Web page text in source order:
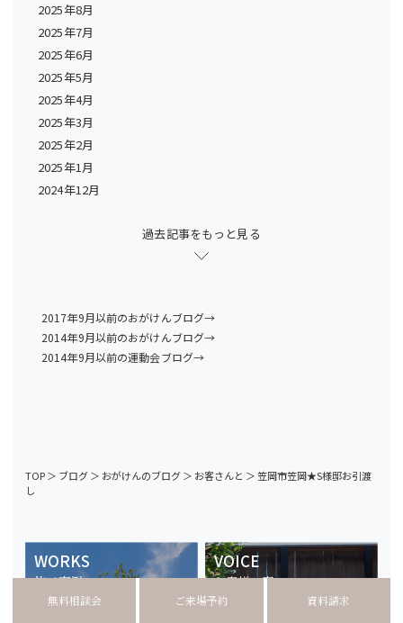
2025年8月
2025年7月
2025年6月
2025年5月
2025年4月
2025年3月
2025年2月
2025年1月
2024年12月
過去記事をもっと見る
2017年9月以前のおがけんブログ→
2014年9月以前のおがけんブログ→
2014年9月以前の運動会ブログ→
TOP＞ ブログ＞ おがけんのブログ＞ お客さんと ＞ 笠岡市笠岡★S様邸お引渡
し
WORKS
施工事例
VOICE
お客様の声
無料相談会 ご来場予約 資料請求